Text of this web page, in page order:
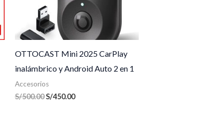
OTTOCAST Mini 2025 CarPlay
inalámbrico y Android Auto 2 en 1
Accesorios
S/500.00S/450.00